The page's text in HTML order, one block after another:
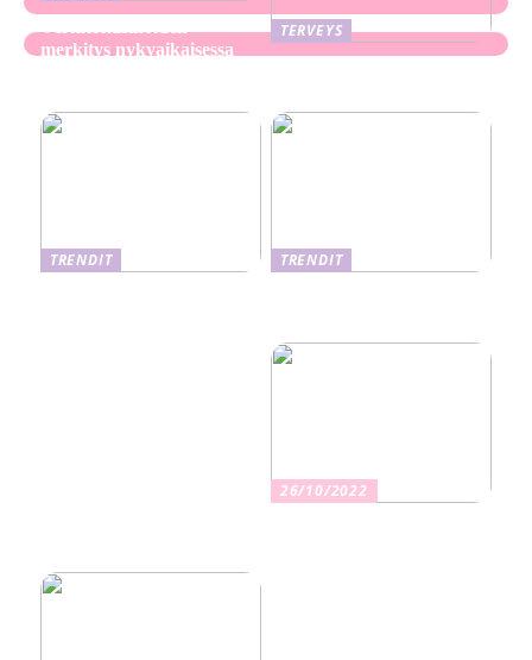
Verkkokasinoiden
merkitys nykyaikaisessa
TERVEYS
TRENDIT
TRENDIT
26/10/2022